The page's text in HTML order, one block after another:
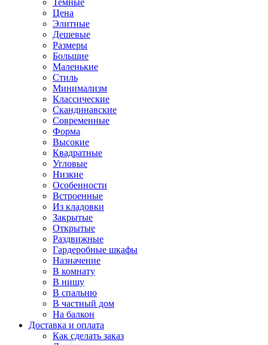
Темные
Цена
Элитные
Дешевые
Размеры
Большие
Маленькие
Стиль
Минимализм
Классические
Скандинавские
Современные
Форма
Высокие
Квадратные
Угловые
Низкие
Особенности
Встроенные
Из кладовки
Закрытые
Открытые
Раздвижные
Гардеробные шкафы
Назначение
В комнату
В нишу
В спальню
В частный дом
На балкон
Доставка и оплата
Как сделать заказ